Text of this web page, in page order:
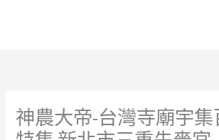
神農大帝-台灣寺廟宇